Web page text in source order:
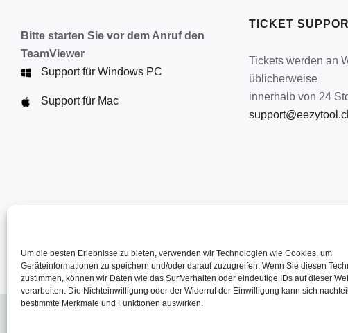
Um die besten Erlebnisse zu bieten, verwenden wir Technologien wie Cookies, um
Geräteinformationen zu speichern und/oder darauf zuzugreifen. Wenn Sie diesen
zustimmen, können wir Daten wie das Surfverhalten oder eindeutige IDs auf dieser
verarbeiten. Die Nichteinwilligung oder der Widerruf der Einwilligung kann sich
bestimmte Merkmale und Funktionen auswirken.
Bitte starten Sie vor dem Anruf den
TeamViewer
Support für Windows PC
Support für Mac
TICKET
Tickets werden an
üblicherweise
innerhalb von 24